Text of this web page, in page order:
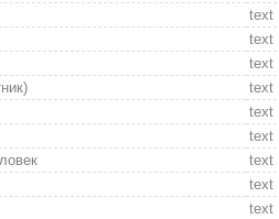
text
text
text
text
text
text
text
text
text